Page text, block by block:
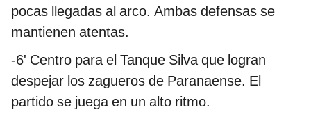
pocas llegadas al arco. Ambas defensas se
mantienen atentas.
-6' Centro para el Tanque Silva que logran
despejar los zagueros de Paranaense. El
partido se juega en un alto ritmo.